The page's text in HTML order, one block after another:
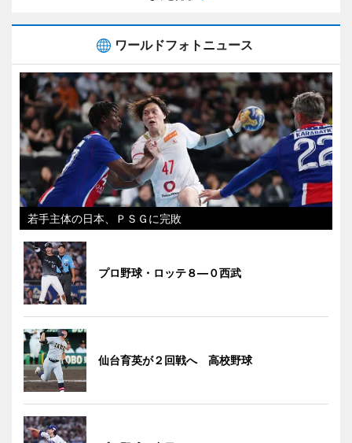
ワールドフォトニュース
若手主体の日本、ＰＳＧに完敗
プロ野球・ロッテ８―０西武
仙台育英が２回戦へ 高校野球